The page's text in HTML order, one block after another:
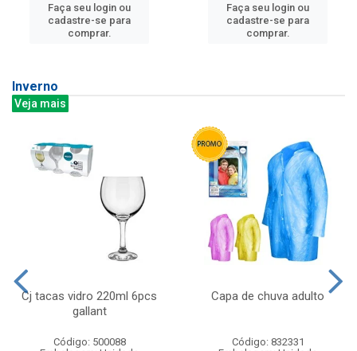
Faça seu login ou
cadastre-se para
comprar.
Faça seu login ou
cadastre-se para
comprar.
Inverno
Veja mais
Cj tacas vidro 220ml 6pcs
gallant
Código: 500088
Capa de chuva adulto
Código: 832331